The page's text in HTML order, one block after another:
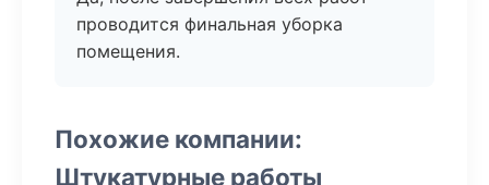
проводится финальная уборка
помещения.
Похожие компании:
Штукатурные работы